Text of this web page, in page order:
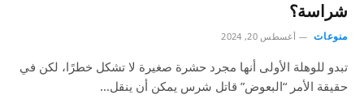
شراسة؟
منوعات أغسطس 20, 2024
تبدو للوهلة الأولى أنها مجرد حشرة صغيرة لا تشكل خطرًا، لكن في
حقيقة الأمر “البعوض” قاتل شرس يمكن أن ينقل…